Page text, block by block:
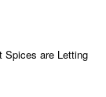
Spices are Letting